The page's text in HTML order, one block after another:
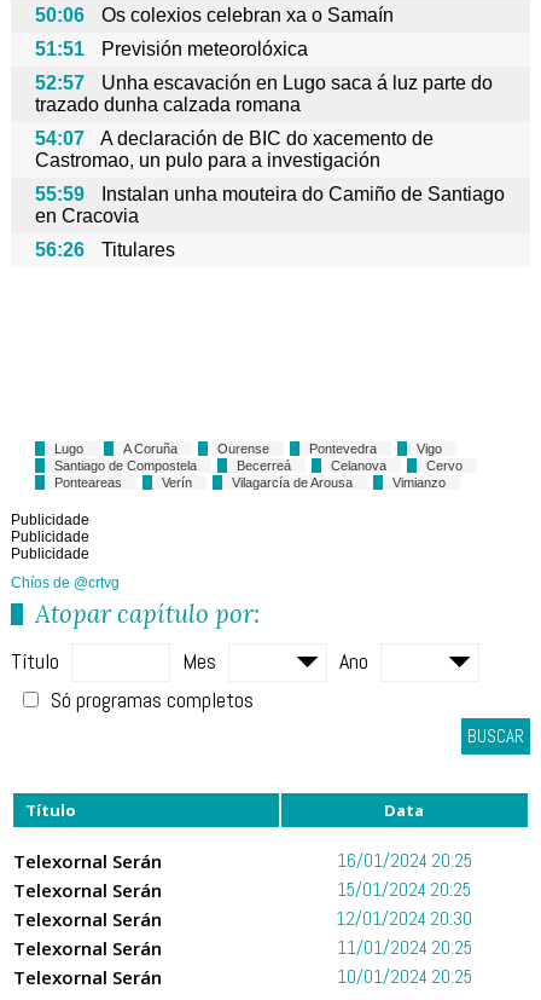
50:06
Os colexios celebran xa o Samaín
51:51
Previsión meteorolóxica
52:57
Unha escavación en Lugo saca á luz parte do
trazado dunha calzada romana
54:07
A declaración de BIC do xacemento de
Castromao, un pulo para a investigación
55:59
Instalan unha mouteira do Camiño de Santiago
en Cracovia
56:26
Titulares
Lugo A Coruña Ourense Pontevedra
Vigo
Santiago de Compostela
Becerreá Celanova
Cervo
Ponteareas
Verín Vilagarcía de Arousa Vimianzo
Publicidade
Publicidade
Publicidade
Chíos de @crtvg
Atopar capítulo por:
Título Mes
Ano
Só programas completos
BUSCAR
Título Data
Telexornal Serán 16/01/2024 20:25
Telexornal Serán 15/01/2024 20:25
Telexornal Serán 12/01/2024 20:30
Telexornal Serán 11/01/2024 20:25
Telexornal Serán 10/01/2024 20:25